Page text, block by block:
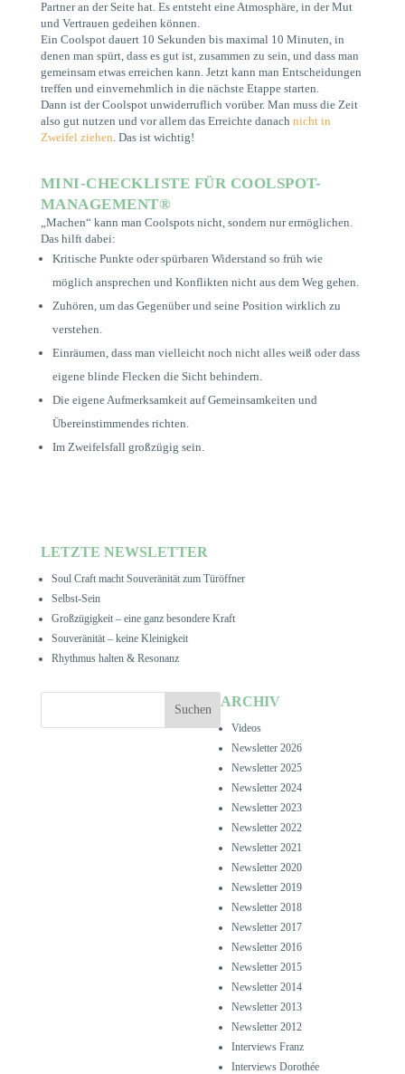
Partner an der Seite hat. Es entsteht eine Atmosphäre, in der Mut
und Vertrauen gedeihen können.
Ein Coolspot dauert 10 Sekunden bis maximal 10 Minuten, in
denen man spürt, dass es gut ist, zusammen zu sein, und dass man
gemeinsam etwas erreichen kann. Jetzt kann man Entscheidungen
treffen und einvernehmlich in die nächste Etappe starten.
Dann ist der Coolspot unwiderruflich vorüber. Man muss die Zeit
also gut nutzen und vor allem das Erreichte danach nicht in
Zweifel ziehen . Das ist wichtig!
MINI-CHECKLISTE FÜR COOLSPOT-
MANAGEMENT®
„Machen“ kann man Coolspots nicht, sondern nur ermöglichen.
Das hilft dabei:
Kritische Punkte oder spürbaren Widerstand so früh wie
möglich ansprechen und Konflikten nicht aus dem Weg gehen.
Zuhören, um das Gegenüber und seine Position wirklich zu
verstehen.
Einräumen, dass man vielleicht noch nicht alles weiß oder dass
eigene blinde Flecken die Sicht behindern.
Die eigene Aufmerksamkeit auf Gemeinsamkeiten und
Übereinstimmendes richten.
Im Zweifelsfall großzügig sein.
LETZTE NEWSLETTER
Soul Craft macht Souveränität zum Türöffner
Selbst-Sein
Großzügigkeit – eine ganz besondere Kraft
Souveränität – keine Kleinigkeit
Rhythmus halten & Resonanz
ARCHIV
Videos
Newsletter 2026
Newsletter 2025
Newsletter 2024
Newsletter 2023
Newsletter 2022
Newsletter 2021
Newsletter 2020
Newsletter 2019
Newsletter 2018
Newsletter 2017
Newsletter 2016
Newsletter 2015
Newsletter 2014
Newsletter 2013
Newsletter 2012
Interviews Franz
Interviews Dorothée